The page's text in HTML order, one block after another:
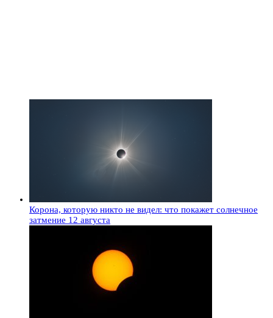
Корона, которую никто не видел: что покажет солнечное
затмение 12 августа